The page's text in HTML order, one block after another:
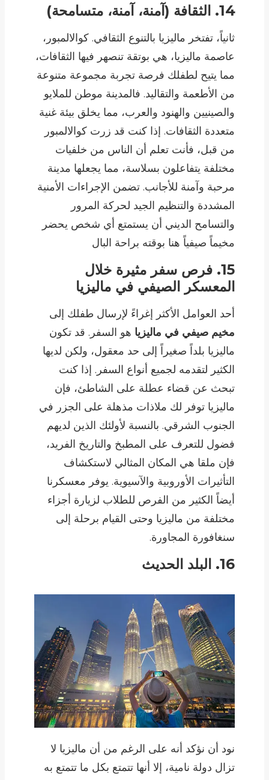
14. الثقافة (آمنة، آمنة، متسامحة)
ثانياً، تفتخر ماليزيا بالتنوع الثقافي. كوالالمبور،
عاصمة ماليزيا، هي بوتقة تنصهر فيها الثقافات،
مما يتيح لطفلك فرصة تجربة مجموعة متنوعة
من الأطعمة والتقاليد. فالمدينة موطن للملايو
والصينيين والهنود والعرب، مما يخلق بيئة غنية
متعددة الثقافات. إذا كنت قد زرت كوالالمبور
من قبل، فأنت تعلم أن الناس من خلفيات
مختلفة يتفاعلون بسلاسة، مما يجعلها مدينة
مرحبة وآمنة للأجانب. تضمن الإجراءات الأمنية
المشددة والتنظيم الجيد لحركة المرور
والتسامح الديني أن يستمتع أي شخص يحضر
مخيماً صيفياً هنا بوقته براحة البال
15. فرص سفر مثيرة خلال
المعسكر الصيفي في ماليزيا
أحد العوامل الأكثر إغراءً لإرسال طفلك إلى
مخيم صيفي في ماليزيا هو السفر. قد تكون
ماليزيا بلداً صغيراً إلى حد معقول، ولكن لديها
الكثير لتقدمه لجميع أنواع السفر. إذا كنت
تبحث عن قضاء عطلة على الشاطئ، فإن
ماليزيا توفر لك ملاذات مذهلة على الجزر في
الجنوب الشرقي. بالنسبة لأولئك الذين لديهم
فضول للتعرف على المطبخ والتاريخ الفريد،
فإن ملقا هي المكان المثالي لاستكشاف
التأثيرات الأوروبية والآسيوية. يوفر معسكرنا
أيضاً الكثير من الفرص للطلاب لزيارة أجزاء
مختلفة من ماليزيا وحتى القيام برحلة إلى
سنغافورة المجاورة.
16. البلد الحديث
نود أن نؤكد أنه على الرغم من أن ماليزيا لا
تزال دولة نامية، إلا أنها تتمتع بكل ما تتمتع به